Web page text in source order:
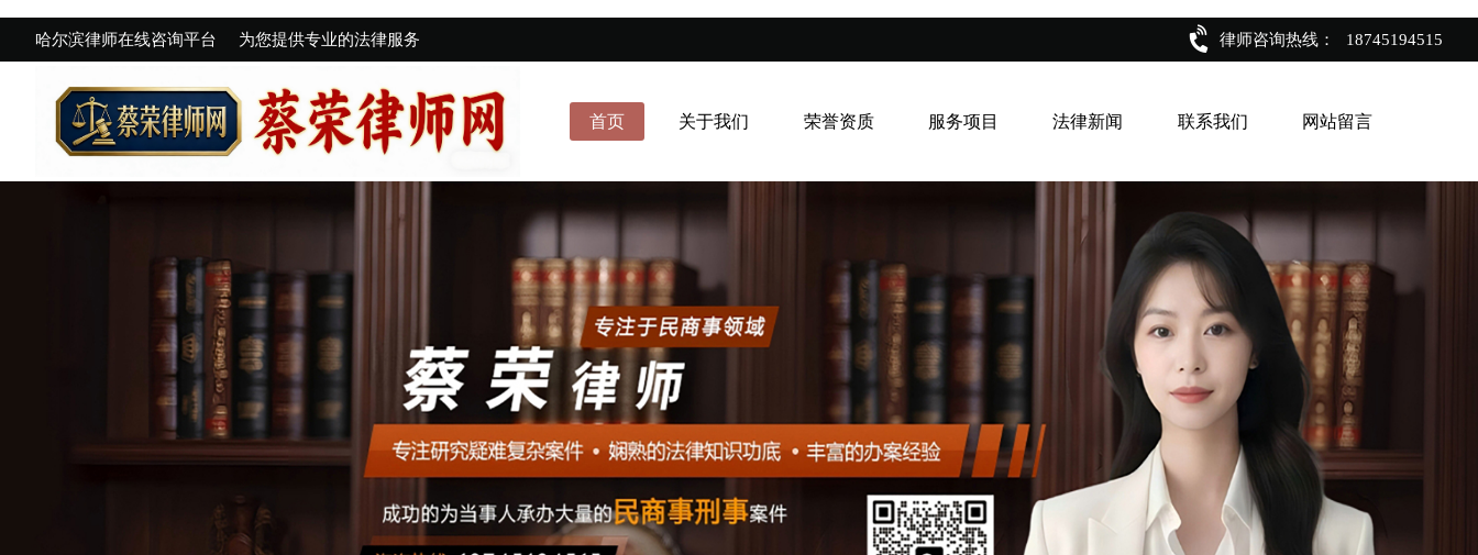
哈尔滨律师在线咨询平台 为您提供专业的法律服务 律师咨询热线： 18745194515
首页 关于我们 荣誉资质 服务项目 法律新闻 联系我们 网站留言